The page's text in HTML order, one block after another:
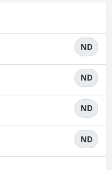
ND
ND
ND
ND